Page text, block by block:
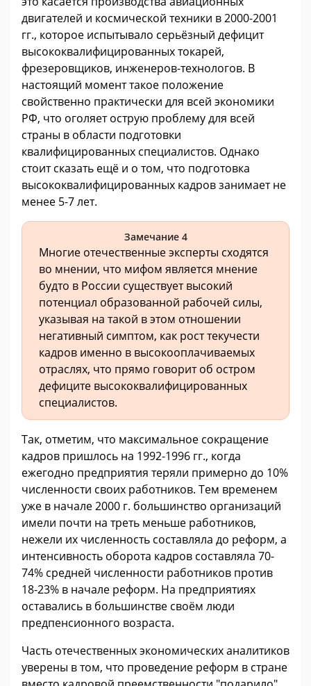
двигателей и космической техники в 2000-2001
гг., которое испытывало серьёзный дефицит
высококвалифицированных токарей,
фрезеровщиков, инженеров-технологов. В
настоящий момент такое положение
свойственно практически для всей экономики
РФ, что оголяет острую проблему для всей
страны в области подготовки
квалифицированных специалистов. Однако
стоит сказать ещё и о том, что подготовка
высококвалифицированных кадров занимает не
менее 5-7 лет.
Замечание 4
Многие отечественные эксперты сходятся
во мнении, что мифом является мнение
будто в России существует высокий
потенциал образованной рабочей силы,
указывая на такой в этом отношении
негативный симптом, как рост текучести
кадров именно в высокооплачиваемых
отраслях, что прямо говорит об остром
дефиците высококвалифицированных
специалистов.
Так, отметим, что максимальное сокращение
кадров пришлось на 1992-1996 гг., когда
ежегодно предприятия теряли примерно до 10%
численности своих работников. Тем временем
уже в начале 2000 г. большинство организаций
имели почти на треть меньше работников,
нежели их численность составляла до реформ, а
интенсивность оборота кадров составляла 70-
74% средней численности работников против
18-23% в начале реформ. На предприятиях
оставались в большинстве своём люди
предпенсионного возраста.
Часть отечественных экономических аналитиков
уверены в том, что проведение реформ в стране